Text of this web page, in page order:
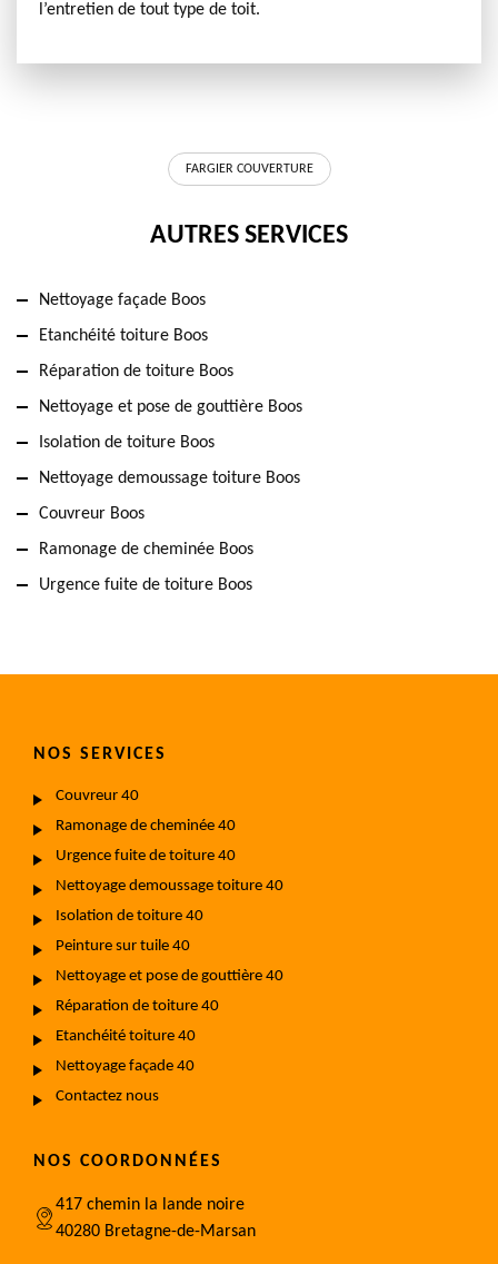
l’entretien de tout type de toit.
FARGIER COUVERTURE
AUTRES SERVICES
Nettoyage façade Boos
Etanchéité toiture Boos
Réparation de toiture Boos
Nettoyage et pose de gouttière Boos
Isolation de toiture Boos
Nettoyage demoussage toiture Boos
Couvreur Boos
Ramonage de cheminée Boos
Urgence fuite de toiture Boos
NOS SERVICES
Couvreur 40
Ramonage de cheminée 40
Urgence fuite de toiture 40
Nettoyage demoussage toiture 40
Isolation de toiture 40
Peinture sur tuile 40
Nettoyage et pose de gouttière 40
Réparation de toiture 40
Etanchéité toiture 40
Nettoyage façade 40
Contactez nous
NOS COORDONNÉES
417 chemin la lande noire
40280 Bretagne-de-Marsan